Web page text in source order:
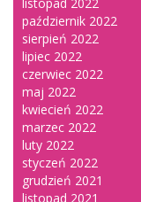
październik 2022
sierpień 2022
lipiec 2022
czerwiec 2022
maj 2022
kwiecień 2022
marzec 2022
luty 2022
styczeń 2022
grudzień 2021
listopad 2021